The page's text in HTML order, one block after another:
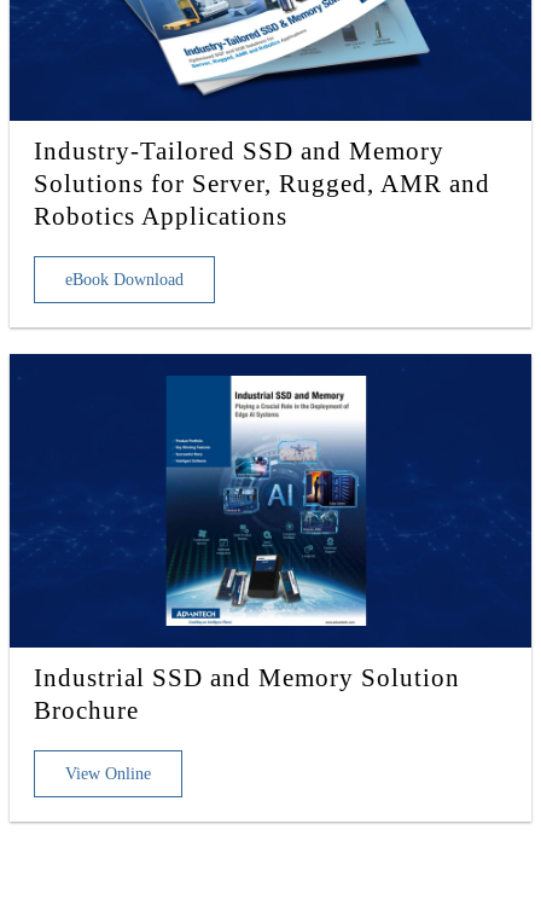
Industry-Tailored SSD and Memory
Solutions for Server, Rugged, AMR and
Robotics Applications
eBook Download
Industrial SSD and Memory Solution
Brochure
View Online